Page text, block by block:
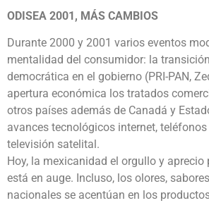
ODISEA 2001, MÁS CAMBIOS
Durante 2000 y 2001 varios eventos
mentalidad del consumidor: la
democrática en el gobierno (PRI-PAN,
apertura económica los tratados
otros países además de Canadá y
avances tecnológicos internet,
televisión satelital.
Hoy, la mexicanidad el orgullo y
está en auge. Incluso, los olores,
nacionales se acentúan en los